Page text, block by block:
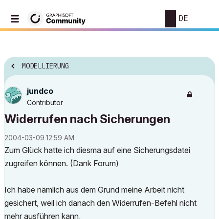
DE
MODELLIERUNG
jundco
Contributor
Widerrufen nach Sicherungen
‎2004-03-09 12:59 AM
Zum Glück hatte ich diesma auf eine Sicherungsdatei
zugreifen können. (Dank Forum)
Ich habe nämlich aus dem Grund meine Arbeit nicht
gesichert, weil ich danach den Widerrufen-Befehl nicht
mehr ausführen kann,